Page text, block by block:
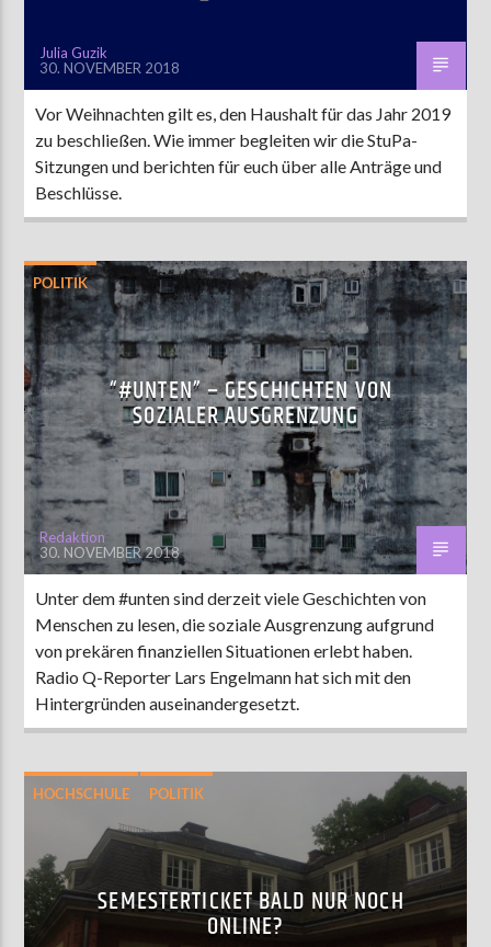
Julia Guzik
30. NOVEMBER 2018
Vor Weihnachten gilt es, den Haushalt für das Jahr 2019
zu beschließen. Wie immer begleiten wir die StuPa-
Sitzungen und berichten für euch über alle Anträge und
Beschlüsse.
POLITIK
“#UNTEN” – GESCHICHTEN VON
SOZIALER AUSGRENZUNG
Redaktion
30. NOVEMBER 2018
Unter dem #unten sind derzeit viele Geschichten von
Menschen zu lesen, die soziale Ausgrenzung aufgrund
von prekären finanziellen Situationen erlebt haben.
Radio Q-Reporter Lars Engelmann hat sich mit den
Hintergründen auseinandergesetzt.
HOCHSCHULE POLITIK
SEMESTERTICKET BALD NUR NOCH
ONLINE?